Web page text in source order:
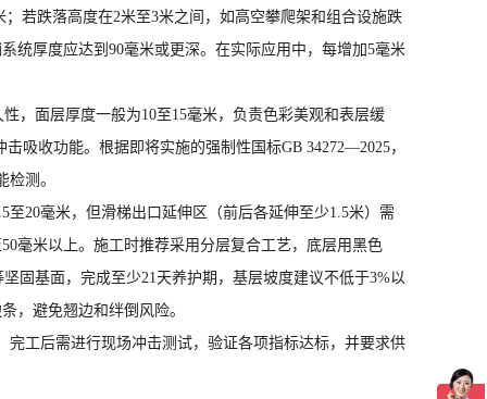
若跌落高度在2米至3米之间，如高空攀爬架和组合设施跌
统厚度应达到90毫米或更深。在实际应用中，每增加5毫米
，面层厚度一般为10至15毫米，负责色彩美观和表层缓
吸收功能。根据即将实施的强制性国标GB 34272—2025，
测。
20毫米，但滑梯出口延伸区（前后各延伸至少1.5米）需
毫米以上。施工时推荐采用分层复合工艺，底层用黑色
固基面，完成至少21天养护期，基层坡度建议不低于3%以
，避免翘边和绊倒风险。
工后需进行现场冲击测试，验证各项指标达标，并要求供